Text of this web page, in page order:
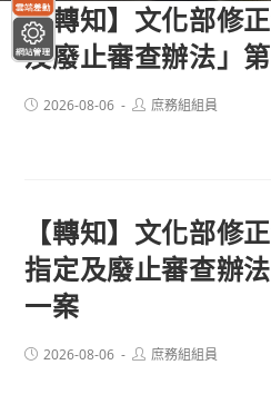
【轉知】文化部修
及廢止審查辦法」
Post2026-08-06
Post庶務組組員
【轉知】文化部修
指定及廢止審查辦
一案
Post2026-08-06
Post庶務組組員